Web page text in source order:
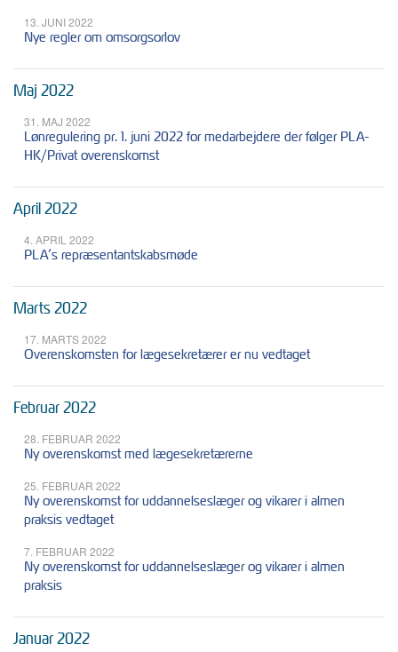
13. JUNI 2022
Nye regler om omsorgsorlov
Maj 2022
31. MAJ 2022
Lønregulering pr. 1. juni 2022 for medarbejdere der følger PLA-
HK/Privat overenskomst
April 2022
4. APRIL 2022
PLA’s repræsentantskabsmøde
Marts 2022
17. MARTS 2022
Overenskomsten for lægesekretærer er nu vedtaget
Februar 2022
28. FEBRUAR 2022
Ny overenskomst med lægesekretærerne
25. FEBRUAR 2022
Ny overenskomst for uddannelseslæger og vikarer i almen
praksis vedtaget
7. FEBRUAR 2022
Ny overenskomst for uddannelseslæger og vikarer i almen
praksis
Januar 2022